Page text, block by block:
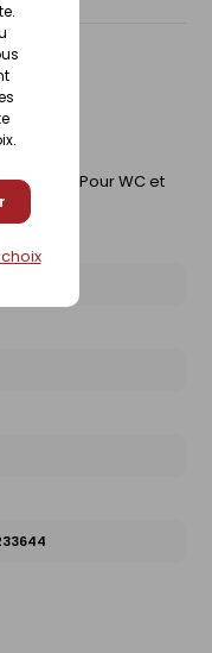
Pour WC et